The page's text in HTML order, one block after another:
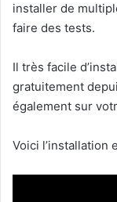
installer de
faire des tests.
Il très facile
gratuitement
également sur
Voici l’installation